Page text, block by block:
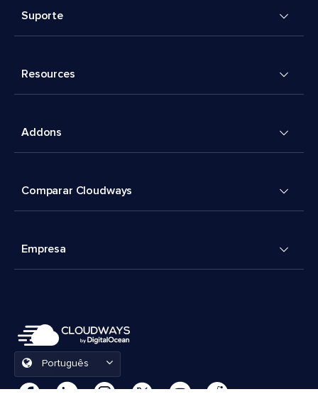
Suporte
Resources
Addons
Comparar Cloudways
Empresa
Português